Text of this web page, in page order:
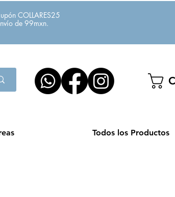
COLLARES25
de 99mxn.
Todos los Productos